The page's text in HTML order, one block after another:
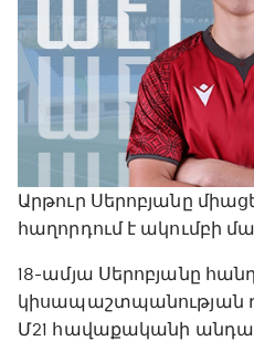
Արթուր Սերոբյանը
հաղորդում է ակումբի
18-ամյա Սերոբյանը
կիսապաշտպանության
Մ21 հավաքականի